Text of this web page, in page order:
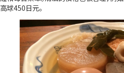
高球450日元。